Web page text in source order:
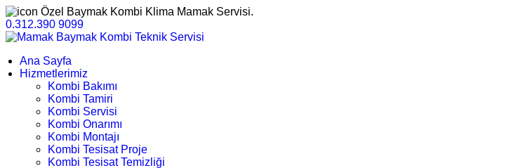
Özel Baymak Kombi Klima Mamak Servisi.
0.312.390 9099
Ana Sayfa
Hizmetlerimiz
Kombi Bakımı
Kombi Tamiri
Kombi Servisi
Kombi Onarımı
Kombi Montajı
Kombi Tesisat Proje
Kombi Tesisat Temizliği